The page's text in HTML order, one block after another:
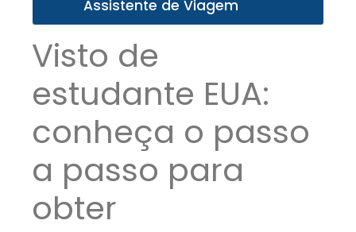
Assistente de Viagem
Visto de
estudante EUA:
conheça o passo
a passo para
obter